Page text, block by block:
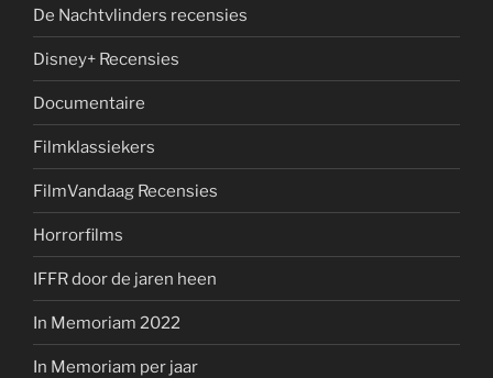
De Nachtvlinders recensies
Disney+ Recensies
Documentaire
Filmklassiekers
FilmVandaag Recensies
Horrorfilms
IFFR door de jaren heen
In Memoriam 2022
In Memoriam per jaar